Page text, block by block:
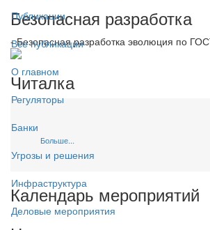
Публикации
Все публикации
О главном
Регуляторы
Банки
Угрозы и решения
Инфраструктура
Деловые мероприятия
Безопасная разработка
- Безопасная разработка эволюция по
Читалка
Больше...
Календарь мероприятий